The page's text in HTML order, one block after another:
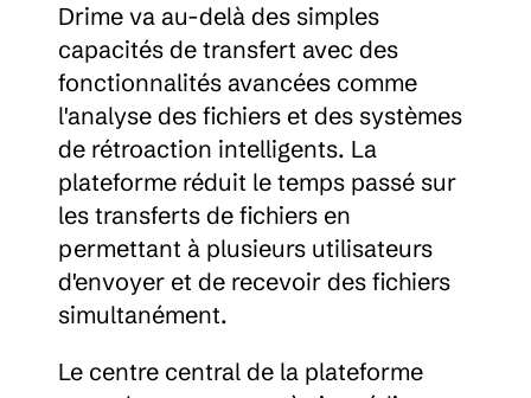
Drime va au-delà des simples
capacités de transfert avec des
fonctionnalités avancées comme
l'analyse des fichiers et des systèmes
de rétroaction intelligents. La
plateforme réduit le temps passé sur
les transferts de fichiers en
permettant à plusieurs utilisateurs
d'envoyer et de recevoir des fichiers
simultanément.
Le centre central de la plateforme